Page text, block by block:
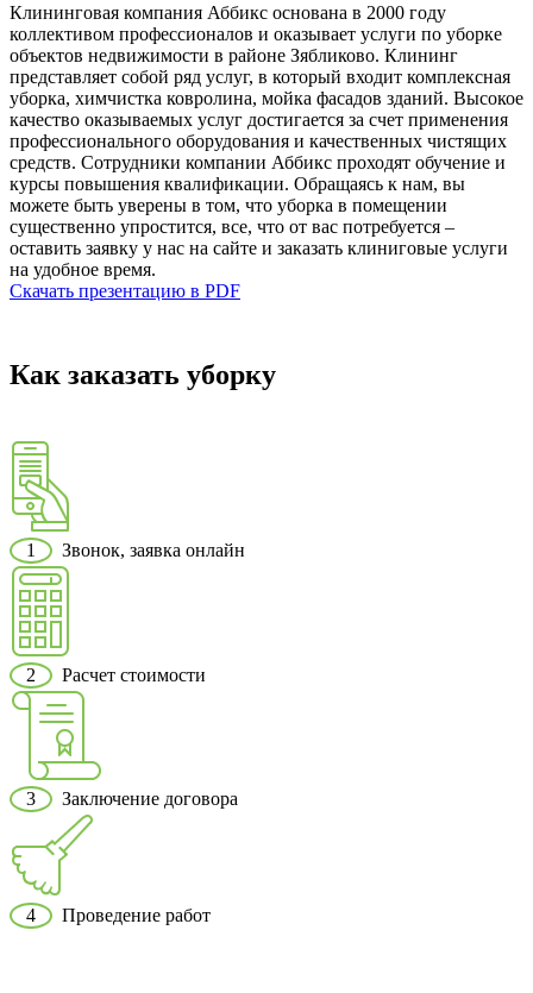
Клининговая компания Аббикс основана в 2000 году
коллективом профессионалов и оказывает услуги по уборке
объектов недвижимости в районе Зябликово. Клининг
представляет собой ряд услуг, в который входит комплексная
уборка, химчистка ковролина, мойка фасадов зданий. Высокое
качество оказываемых услуг достигается за счет применения
профессионального оборудования и качественных чистящих
средств. Сотрудники компании Аббикс проходят обучение и
курсы повышения квалификации. Обращаясь к нам, вы
можете быть уверены в том, что уборка в помещении
существенно упростится, все, что от вас потребуется –
оставить заявку у нас на сайте и заказать клиниговые услуги
на удобное время.
Скачать презентацию в PDF
Как заказать уборку
1 Звонок, заявка онлайн
2 Расчет стоимости
3 Заключение договора
4 Проведение работ